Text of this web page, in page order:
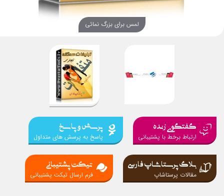
لمس برای بزرگ نمائی
گفتگوی زنده
ارتباط برخط با پشتیبانی
پرسش و پاسخ
پاسخ به پرسش های متداول
بلاگ پرستاشاپ فارسی
مقالات پرستاشاپ
تیکت پشتیبانی
فرم ارسال تیکت پشتیبانی